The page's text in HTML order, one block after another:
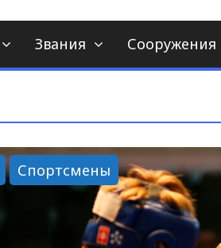
Звания Сооружения
Спортсмены